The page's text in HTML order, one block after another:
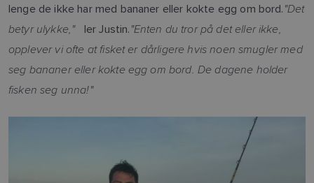
lenge de ikke har med bananer eller kokte egg om bord. "Det
betyr ulykke,"ler Justin. "Enten du tror på det eller ikke,
opplever vi ofte at fisket er dårligere hvis noen smugler med
seg bananer eller kokte egg om bord. De dagene holder
fisken seg unna!"